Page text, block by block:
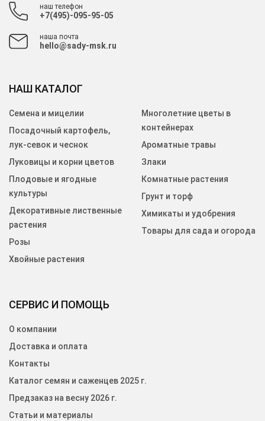
наш телефон
+7(495)-095-95-05
наша почта
hello@sady-msk.ru
СЕРВИС И ПОМОЩЬ
О компании
Доставка и оплата
Контакты
Каталог семян и саженцев 2025 г.
Предзаказ на весну 2026 г.
Статьи и материалы
НАШ КАТАЛОГ
Семена и мицелии
Посадочный картофель,
лук-севок и чеснок
Луковицы и корни цветов
Плодовые и ягодные
культуры
Декоративные лиственные
растения
Розы
Хвойные растения
Многолетние цветы в
контейнерах
Ароматные травы
Злаки
Комнатные растения
Грунт и торф
Химикаты и удобрения
Товары для сада и огорода